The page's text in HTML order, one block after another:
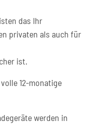
das Ihr
privaten als auch für
ist.
12-monatige
werden in